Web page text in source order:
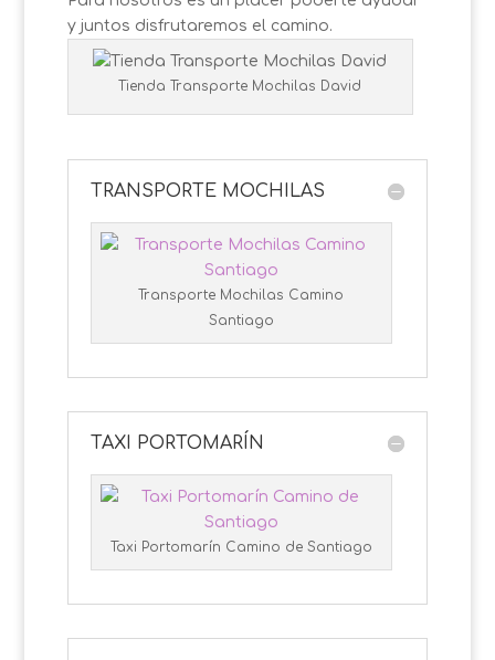
y juntos disfrutaremos el camino.
Tienda Transporte Mochilas David
TRANSPORTE MOCHILAS
Transporte Mochilas Camino
Santiago
TAXI PORTOMARÍN
Taxi Portomarín Camino de Santiago